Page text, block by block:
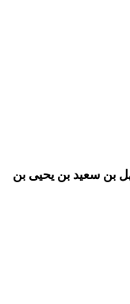
بن سعيد بن يحيى بن